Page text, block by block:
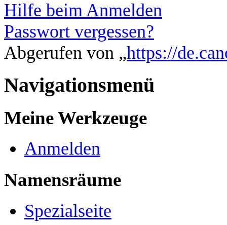
Hilfe beim Anmelden
Passwort vergessen?
Abgerufen von „https://
Navigationsmenü
Meine Werkzeuge
Anmelden
Namensräume
Spezialseite